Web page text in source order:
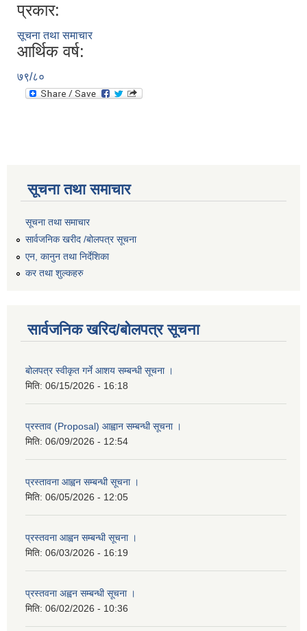
प्रकार:
सूचना तथा समाचार
आर्थिक वर्ष:
७९/८०
सूचना तथा समाचार
सूचना तथा समाचार
सार्वजनिक खरीद /बोलपत्र सूचना
एन, कानुन तथा निर्देशिका
कर तथा शुल्कहरु
सार्वजनिक खरिद/बोलपत्र सूचना
बोलपत्र स्वीकृत गर्ने आशय सम्बन्धी सूचना ।
मिति: 06/15/2026 - 16:18
प्रस्ताव (Proposal) आह्वान सम्बन्धी सूचना ।
मिति: 06/09/2026 - 12:54
प्रस्तावना आह्वन सम्बन्धी सूचना ।
मिति: 06/05/2026 - 12:05
प्रस्तवना आह्वन सम्बन्धी सूचना ।
मिति: 06/03/2026 - 16:19
प्रस्तवना अह्वन सम्बन्धी सूचना ।
मिति: 06/02/2026 - 10:36